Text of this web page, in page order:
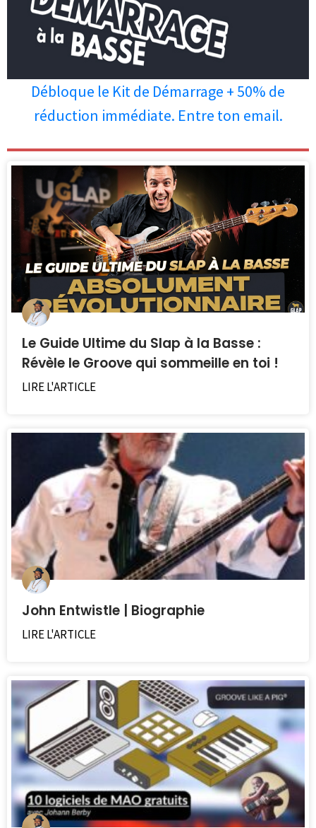
Débloque le Kit de Démarrage + 50% de
réduction immédiate. Entre ton email.
Les personnes qui ont lu cet article
ont aussi apprécié les articles ci-
dessous.
Le Guide Ultime du Slap à la Basse :
Révèle le Groove qui sommeille en toi !
LIRE L'ARTICLE
John Entwistle | Biographie
LIRE L'ARTICLE